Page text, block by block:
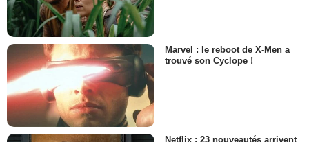
Marvel : le reboot de X-Men a
trouvé son Cyclope !
Netflix : 23 nouveautés arrivent